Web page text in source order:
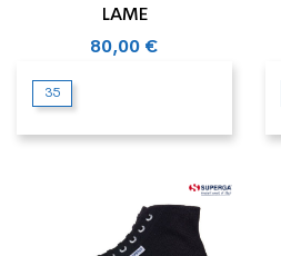
LAME
80,00 €
35